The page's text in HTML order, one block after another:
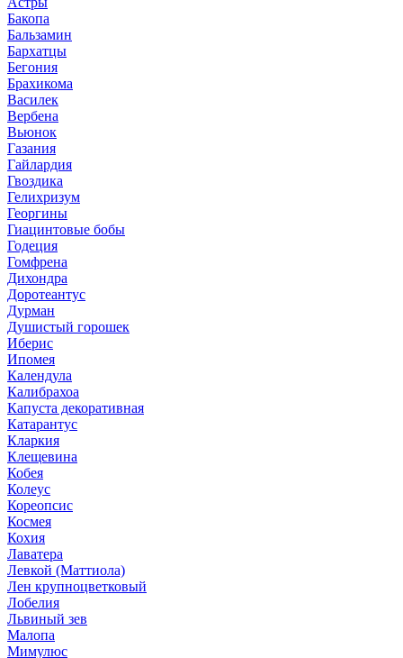
Бакопа
Бальзамин
Бархатцы
Бегония
Брахикома
Василек
Вербена
Вьюнок
Газания
Гайлардия
Гвоздика
Гелихризум
Георгины
Гиацинтовые бобы
Годеция
Гомфрена
Дихондра
Доротеантус
Дурман
Душистый горошек
Иберис
Ипомея
Календула
Калибрахоа
Капуста декоративная
Катарантус
Кларкия
Клещевина
Кобея
Колеус
Кореопсис
Космея
Кохия
Лаватера
Левкой (Маттиола)
Лен крупноцветковый
Лобелия
Львиный зев
Малопа
Мимулюс